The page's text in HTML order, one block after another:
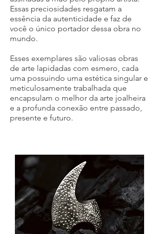
Essas preciosidades resgatam a
essência da autenticidade e faz de
você o único portador dessa obra no
mundo.
Esses exemplares são valiosas obras
de arte lapidadas com esmero, cada
uma possuindo uma estética singular e
meticulosamente trabalhada que
encapsulam o melhor da arte joalheira
e a profunda conexão entre passado,
presente e futuro.